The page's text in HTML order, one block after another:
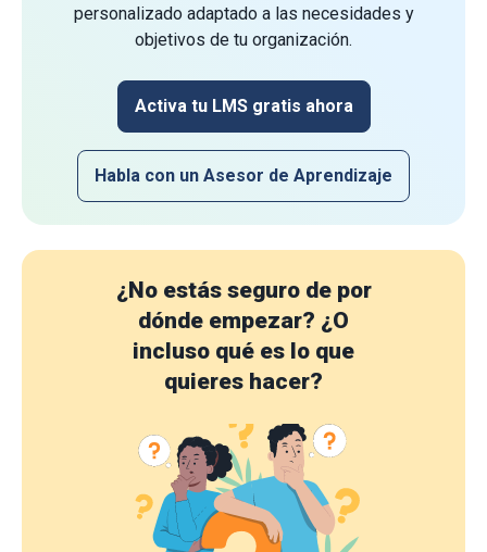
personalizado adaptado a las necesidades y
objetivos de tu organización.
Activa tu LMS gratis ahora
Habla con un Asesor de Aprendizaje
¿No estás seguro de por
dónde empezar? ¿O
incluso qué es lo que
quieres hacer?